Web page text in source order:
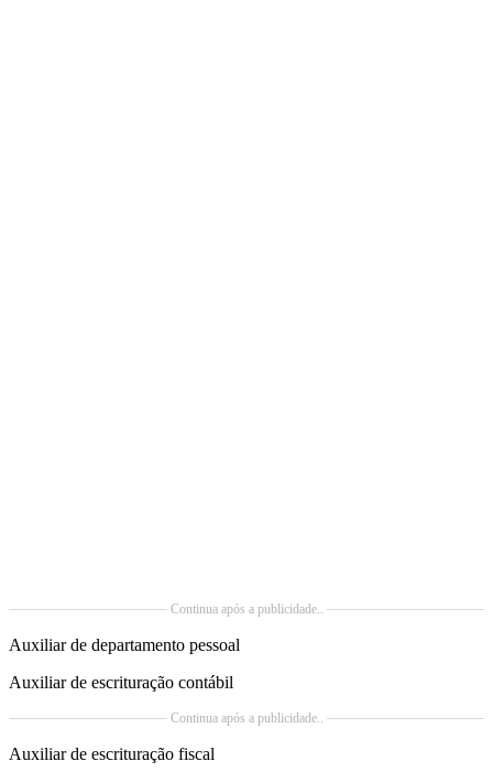
Continua após a publicidade..
Auxiliar de departamento pessoal
Auxiliar de escrituração contábil
Continua após a publicidade..
Auxiliar de escrituração fiscal